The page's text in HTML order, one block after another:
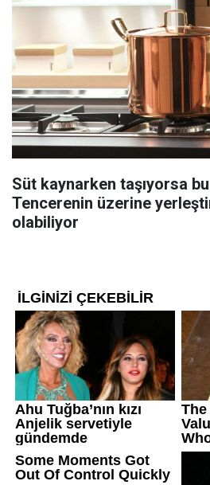
Süt kaynarken taşıyorsa
Tencerenin üzerine
olabiliyor